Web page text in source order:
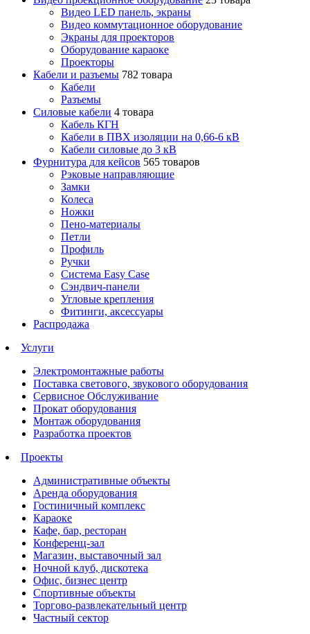
Видео LED панель, экраны
Видео коммутационное оборудование
Экраны для проекторов
Оборудование караоке
Проекторы
Кабели и разъемы 782 товара
Кабели
Разъемы
Силовые кабели 4 товара
Кабель КГН
Кабели в ПВХ изоляции на 0,66-6 кВ
Кабели силовые до 3 кВ
Фурнитура для кейсов 565 товаров
Рэковые направляющие
Замки
Колеса
Ножки
Пено-материалы
Петли
Профиль
Ручки
Система Easy Case
Сэндвич-панели
Угловые крепления
Фитинги, аксессуары
Распродажа
Услуги
Электромонтажные работы
Поставка светового, звукового оборудования
Сервисное Обслуживание
Прокат оборудования
Монтаж оборудования
Разработка проектов
Проекты
Административные объекты
Аренда оборудования
Гостиничный комплекс
Караоке
Кафе, бар, ресторан
Конференц-зал
Магазин, выставочный зал
Ночной клуб, дискотека
Офис, бизнес центр
Спортивные объекты
Торгово-развлекательный центр
Частный сектор